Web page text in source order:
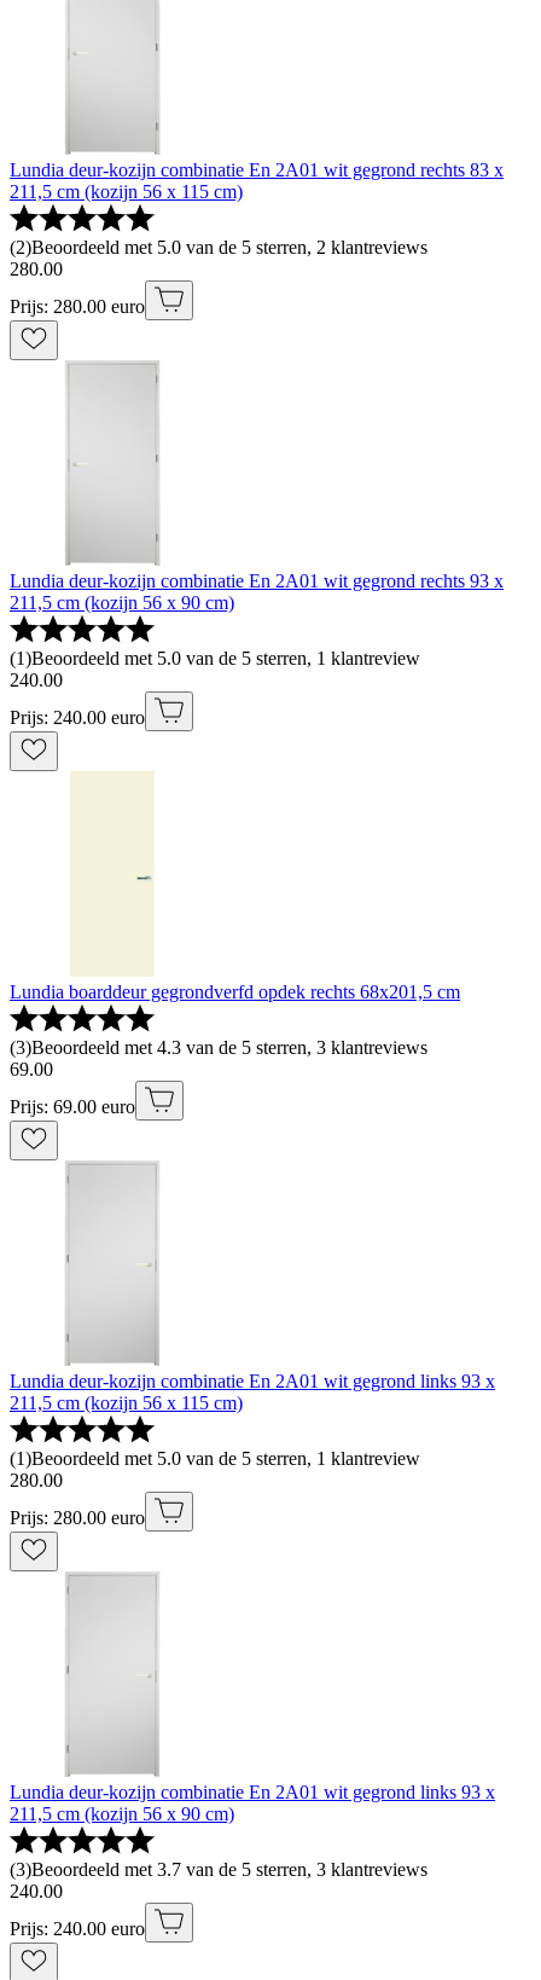
Lundia deur-kozijn combinatie En 2A01 wit gegrond rechts 83 x
211,5 cm (kozijn 56 x 115 cm)
(2)Beoordeeld met 5.0 van de 5 sterren, 2 klantreviews
280.00
Prijs: 280.00 euro
Lundia deur-kozijn combinatie En 2A01 wit gegrond rechts 93 x
211,5 cm (kozijn 56 x 90 cm)
(1)Beoordeeld met 5.0 van de 5 sterren, 1 klantreview
240.00
Prijs: 240.00 euro
Lundia boarddeur gegrondverfd opdek rechts 68x201,5 cm
(3)Beoordeeld met 4.3 van de 5 sterren, 3 klantreviews
69.00
Prijs: 69.00 euro
Lundia deur-kozijn combinatie En 2A01 wit gegrond links 93 x
211,5 cm (kozijn 56 x 115 cm)
(1)Beoordeeld met 5.0 van de 5 sterren, 1 klantreview
280.00
Prijs: 280.00 euro
Lundia deur-kozijn combinatie En 2A01 wit gegrond links 93 x
211,5 cm (kozijn 56 x 90 cm)
(3)Beoordeeld met 3.7 van de 5 sterren, 3 klantreviews
240.00
Prijs: 240.00 euro